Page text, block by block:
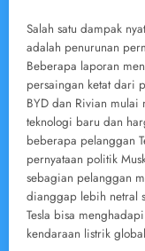
Salah satu dampak
adalah penurunan
Beberapa laporan
persaingan ketat dari
BYD dan Rivian mulai
teknologi baru dan
beberapa pelanggan
pernyataan politik
sebagian pelanggan
dianggap lebih netral
Tesla bisa
kendaraan listrik